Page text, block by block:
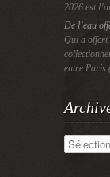
2026 est
De l’eau
Qui a offert
entre Paris
Archives